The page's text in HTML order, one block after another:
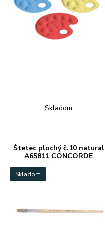
Skladom
Štetec plochý č.10 natural
A65811 CONCORDE
Skladom